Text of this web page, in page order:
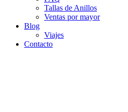
Tallas de Anillos
Ventas por mayor
Blog
Viajes
Contacto